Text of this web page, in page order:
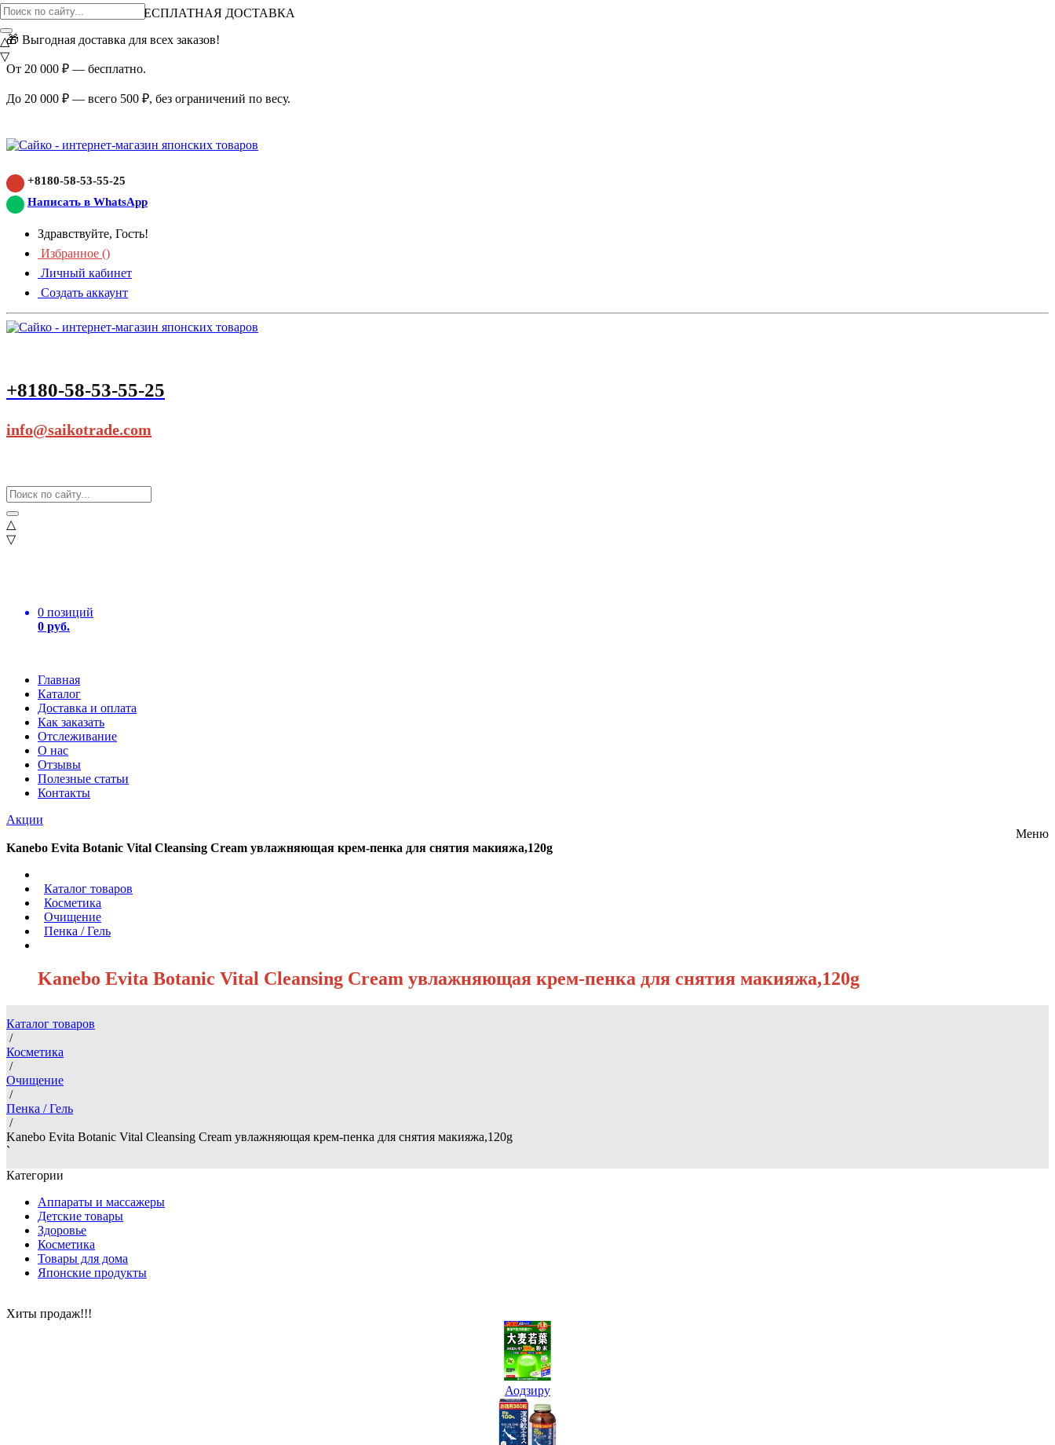
ВНИМАНИЕ АКЦИЯ!
БЕСПЛАТНАЯ ДОСТАВКА
🎁 Выгодная доставка для всех заказов!
От 20 000 ₽ — бесплатно.
До 20 000 ₽ — всего 500 ₽, без ограничений по весу.
+8180-58-53-55-25
Написать в WhatsApp
Здравствуйте, Гость!
Избранное ()
Личный кабинет
Создать аккаунт
+8180-58-53-55-25
info@saikotrade.com
△
▽
0 позиций
0 руб.
Главная
Каталог
Доставка и оплата
Как заказать
Отслеживание
О нас
Отзывы
Полезные статьи
Контакты
Акции
△
▽
Меню
Kanebo Evita Botanic Vital Cleansing Cream увлажняющая крем-пенка для снятия макияжа,120g
Каталог товаров
Косметика
Очищение
Пенка / Гель
Kanebo Evita Botanic Vital Cleansing Cream увлажняющая крем-пенка для снятия макияжа,120g
Каталог товаров
/
Косметика
/
Очищение
/
Пенка / Гель
/
Kanebo Evita Botanic Vital Cleansing Cream увлажняющая крем-пенка для снятия макияжа,120g
`
Категории
Аппараты и массажеры
Детские товары
Здоровье
Косметика
Товары для дома
Японские продукты
Хиты продаж!!!
Аодзиру